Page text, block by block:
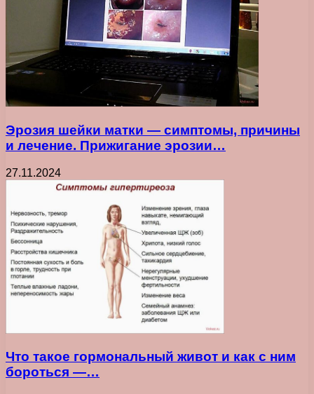
Эрозия шейки матки — симптомы, причины
и лечение. Прижигание эрозии…
27.11.2024
Что такое гормональный живот и как с ним
бороться —…